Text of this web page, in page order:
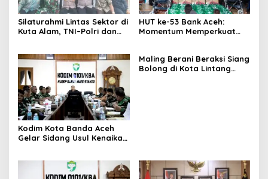
Silaturahmi Lintas Sektor di
Kuta Alam, TNI–Polri dan
HUT ke-53 Bank Aceh:
Momentum Memperkuat
Kodim Kota Banda Aceh
Gelar Sidang Usul Kenaikan
Maling Berani Beraksi Siang
Bolong di Kota Lintang